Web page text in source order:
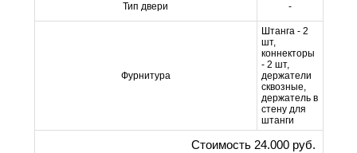
Тип двери -
Фурнитура
Штанга - 2
шт,
коннекторы
- 2 шт,
держатели
сквозные,
держатель в
стену для
штанги
Стоимость 24.000 руб.